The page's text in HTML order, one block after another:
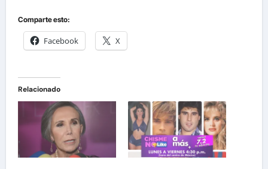
Comparte esto:
Facebook X
Relacionado